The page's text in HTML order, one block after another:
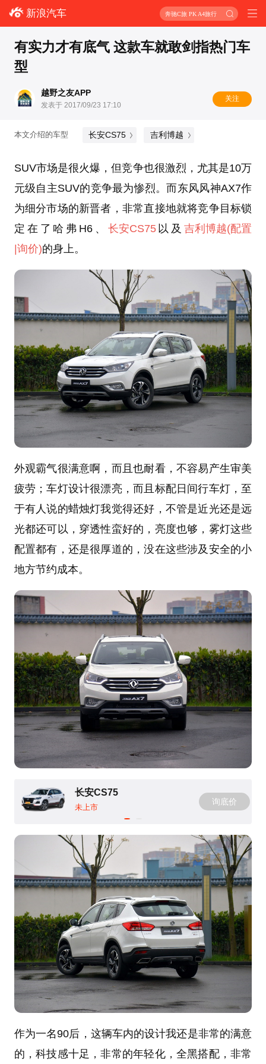
新浪汽车 奔驰C旅 PK A4旅行
有实力才有底气 这款车就敢剑指热门车
型
越野之友APP
发表于 2017/09/23 17:10
关注
本文介绍的车型 长安CS75 吉利博越
SUV市场是很火爆，但竞争也很激烈，尤其是10万
元级自主SUV的竞争最为惨烈。而东风风神AX7作
为细分市场的新晋者，非常直接地就将竞争目标锁
定在了哈弗H6、 长安CS75以及吉利博越(配置
|询价)的身上。
外观霸气很满意啊，而且也耐看，不容易产生审美
疲劳；车灯设计很漂亮，而且标配日间行车灯，至
于有人说的蜡烛灯我觉得还好，不管是近光还是远
光都还可以，穿透性蛮好的，亮度也够，雾灯这些
配置都有，还是很厚道的，没在这些涉及安全的小
地方节约成本。
长安CS75
未上市
询底价
作为一名90后，这辆车内的设计我还是非常的满意
的，科技感十足，非常的年轻化，全黑搭配，非常